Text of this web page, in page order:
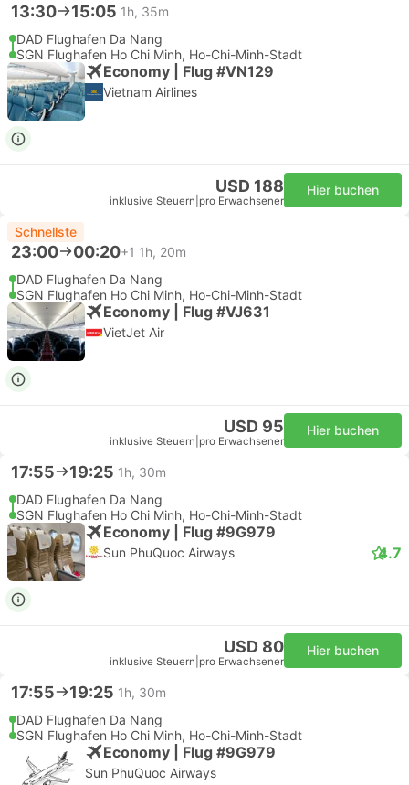
13:30 15:05 1h, 35m
DAD Flughafen Da Nang
SGN Flughafen Ho Chi Minh, Ho-Chi-Minh-Stadt
Economy | Flug #VN129
Vietnam Airlines
USD 188
inklusive Steuern pro Erwachsener
Hier buchen
Schnellste
23:00 00:20+1 1h, 20m
DAD Flughafen Da Nang
SGN Flughafen Ho Chi Minh, Ho-Chi-Minh-Stadt
Economy | Flug #VJ631
VietJet Air
USD 95
inklusive Steuern pro Erwachsener
Hier buchen
17:55 19:25 1h, 30m
DAD Flughafen Da Nang
SGN Flughafen Ho Chi Minh, Ho-Chi-Minh-Stadt
Economy | Flug #9G979
Sun PhuQuoc Airways 4.7
USD 80
inklusive Steuern pro Erwachsener
Hier buchen
17:55 19:25 1h, 30m
DAD Flughafen Da Nang
SGN Flughafen Ho Chi Minh, Ho-Chi-Minh-Stadt
Economy | Flug #9G979
Sun PhuQuoc Airways